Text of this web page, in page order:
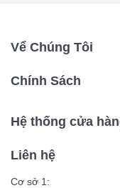
Vể Chúng Tôi
Chính Sách
Hệ thống cửa
Liên hệ
Cơ sở 1: